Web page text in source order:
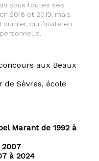
sous toutes ses
2018 et 2019, mais
qui l’invite en
aux Beaux
de Sèvres, école
Marant de 1992 à
2007
à 2024